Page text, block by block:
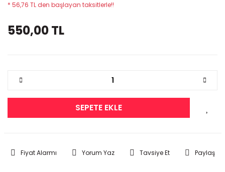
* 56,76 TL den başlayan taksitlerle!!
550,00 TL
SEPETE EKLE
Fiyat Alarmı Yorum Yaz Tavsiye Et Paylaş